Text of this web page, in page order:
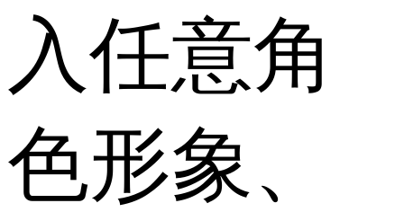
入任意角
色形象、